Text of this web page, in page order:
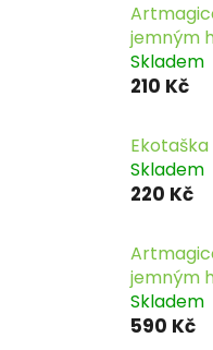
jemným
Skladem
210 Kč
Skladem
220 Kč
jemným
Skladem
590 Kč